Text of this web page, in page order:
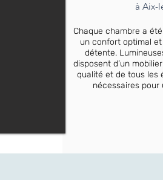
à Aix-
Chaque chambre a
un confort optimal
détente.
disposent d’un
qualité et de tous les
nécessaires pour